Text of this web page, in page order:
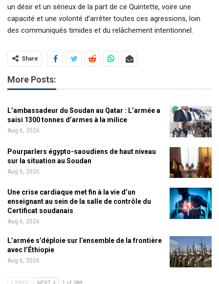
un désir et un sérieux de la part de ce Quintette, voire une
capacité et une volonté d’arrêter toutes ces agressions, loin
des communiqués timides et du relâchement intentionnel.
Share
More Posts:
L’ambassadeur du Soudan au Qatar : L’armée a
saisi 1300 tonnes d’armes à la milice
Aug 6, 2026
Pourparlers égypto-saoudiens de haut niveau
sur la situation au Soudan
Aug 6, 2026
Une crise cardiaque met fin à la vie d’un
enseignant au sein de la salle de contrôle du
Certificat soudanais
Aug 6, 2026
L’armée s’déploie sur l’ensemble de la frontière
avec l’Éthiopie
Aug 6, 2026
PREV NEXT 1 of 388